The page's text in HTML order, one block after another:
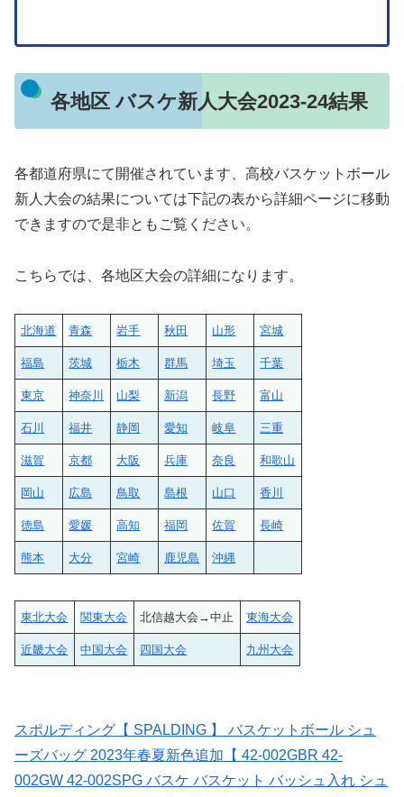
各地区 バスケ新人大会2023-24結果
各都道府県にて開催されています、高校バスケットボール
新人大会の結果については下記の表から詳細ページに移動
できますので是非ともご覧ください。
こちらでは、各地区大会の詳細になります。
北海道 青森 岩手 秋田 山形 宮城
福島 茨城 栃木 群馬 埼玉 千葉
東京 神奈川 山梨 新潟 長野 富山
石川 福井 静岡 愛知 岐阜 三重
滋賀 京都 大阪 兵庫 奈良 和歌山
岡山 広島 鳥取 島根 山口 香川
徳島 愛媛 高知 福岡 佐賀 長崎
熊本 大分 宮崎 鹿児島 沖縄
東北大会 関東大会 北信越大会→中止 東海大会
近畿大会 中国大会 四国大会 九州大会
スポルディング【 SPALDING 】 バスケットボール シュ
ーズバッグ 2023年春夏新色追加【 42-002GBR 42-
002GW 42-002SPG バスケ バスケット バッシュ入れ シュ